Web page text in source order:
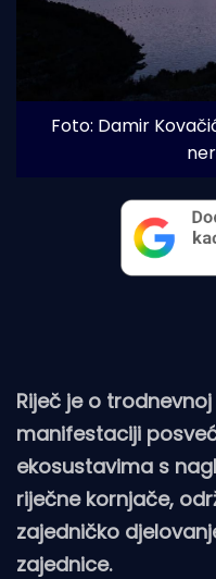
Foto: Damir
Riječ je o
manifestaciji
ekosustavima s
riječne kornjače,
zajedničko
zajednice.